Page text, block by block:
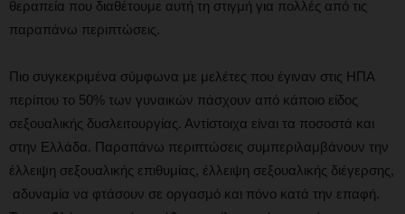
θεραπεία που διαθέτουμε αυτή τη στιγμή για πολλές από τις
παραπάνω περιπτώσεις.
Πιο συγκεκριμένα σύμφωνα με μελέτες που έγιναν στις ΗΠΑ
περίπου το 50% των γυναικών πάσχουν από κάποιο είδος
σεξουαλικής δυσλειτουργίας. Αντίστοιχα είναι τα ποσοστά και
στην Ελλάδα. Παραπάνω περιπτώσεις συμπεριλαμβάνουν την
έλλειψη σεξουαλικής επιθυμίας, έλλειψη σεξουαλικής διέγερσης,
αδυναμία να φτάσουν σε οργασμό και πόνο κατά την επαφή.